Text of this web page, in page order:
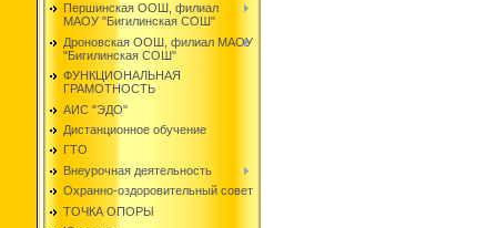
Першинская ООШ, филиал
МАОУ "Бигилинская СОШ"
Дроновская ООШ, филиал МАОУ
"Бигилинская СОШ"
ФУНКЦИОНАЛЬНАЯ
ГРАМОТНОСТЬ
АИС "ЭДО"
Дистанционное обучение
ГТО
Внеурочная деятельность
Охранно-оздоровительный совет
ТОЧКА ОПОРЫ